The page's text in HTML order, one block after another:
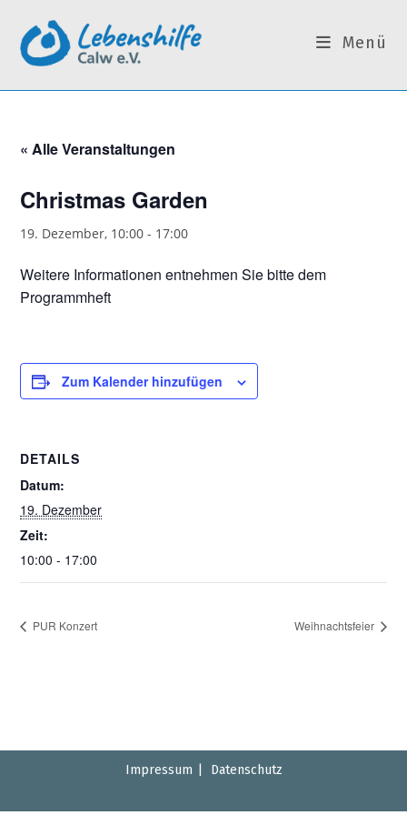
Inhalt
springen
Menü
« Alle Veranstaltungen
Christmas Garden
19. Dezember, 10:00 - 17:00
Weitere Informationen entnehmen Sie bitte dem
Programmheft
Zum Kalender hinzufügen
DETAILS
Datum:
19. Dezember
Zeit:
10:00 - 17:00
PUR Konzert Weihnachtsfeier
Impressum Datenschutz